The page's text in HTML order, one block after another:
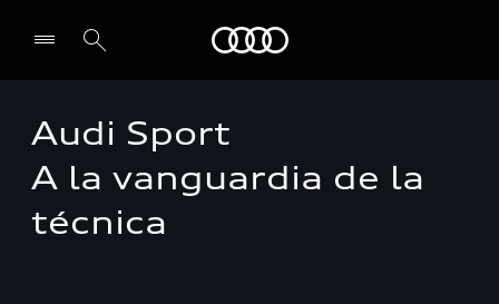
Audi Sport
A la vanguardia de la
técnica